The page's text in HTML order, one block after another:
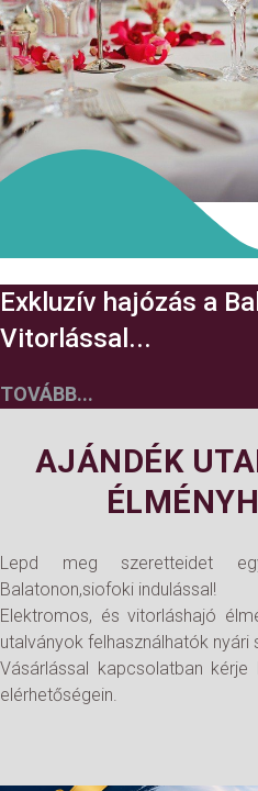
Exkluzív hajózás a
Vitorlással...
TOVÁBB...
AJÁNDÉK
Lepd meg szeretteidet
Balatonon,siofoki indulással!
Elektromos, és vitorláshajó
utalványok felhasználhatók nyári
Vásárlással kapcsolatban
elérhetőségein.